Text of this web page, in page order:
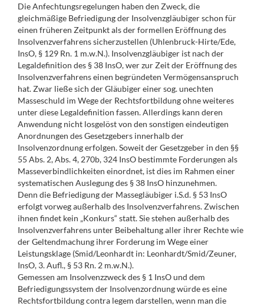
Die Anfechtungsregelungen haben den Zweck, die
gleichmäßige Befriedigung der Insolvenzgläubiger schon für
einen früheren Zeitpunkt als der formellen Eröffnung des
Insolvenzverfahrens sicherzustellen (Uhlenbruck-Hirte/Ede,
InsO, § 129 Rn. 1 m.w.N.). Insolvenzgläubiger ist nach der
Legaldefinition des § 38 InsO, wer zur Zeit der Eröffnung des
Insolvenzverfahrens einen begründeten Vermögensanspruch
hat. Zwar ließe sich der Gläubiger einer sog. unechten
Masseschuld im Wege der Rechtsfortbildung ohne weiteres
unter diese Legaldefinition fassen. Allerdings kann deren
Anwendung nicht losgelöst von den sonstigen eindeutigen
Anordnungen des Gesetzgebers innerhalb der
Insolvenzordnung erfolgen. Soweit der Gesetzgeber in den §§
55 Abs. 2, Abs. 4, 270b, 324 InsO bestimmte Forderungen als
Masseverbindlichkeiten einordnet, ist dies im Rahmen einer
systematischen Auslegung des § 38 InsO hinzunehmen.
Denn die Befriedigung der Massegläubiger i.S.d. § 53 InsO
erfolgt vorweg außerhalb des Insolvenzverfahrens. Zwischen
ihnen findet kein „Konkurs“ statt. Sie stehen außerhalb des
Insolvenzverfahrens unter Beibehaltung aller ihrer Rechte wie
der Geltendmachung ihrer Forderung im Wege einer
Leistungsklage (Smid/Leonhardt in: Leonhardt/Smid/Zeuner,
InsO, 3. Aufl., § 53 Rn. 2 m.w.N.).
Gemessen am Insolvenzzweck des § 1 InsO und dem
Befriedigungssystem der Insolvenzordnung würde es eine
Rechtsfortbildung contra legem darstellen, wenn man die